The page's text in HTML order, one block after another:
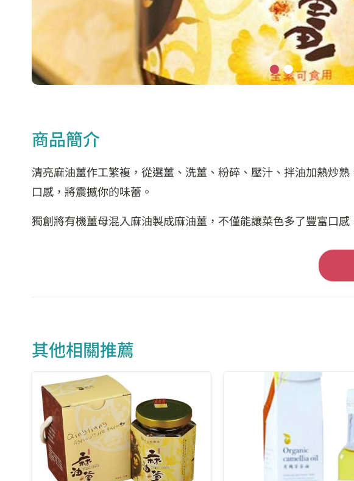
商品簡介
清亮麻油薑作工繁複，從選薑、洗薑、粉碎、壓汁、拌油加熱炒
口感，將震撼你的味蕾。
獨創將有機薑母混入麻油製成麻油薑，不僅能讓菜色多了豐富口
其他相關推薦